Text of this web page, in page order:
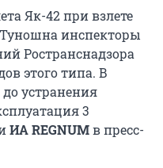
Як-42 при взлете
Туношна инспекторы
Ространснадзора
этого типа. В
до устранения
3
ИА REGNUMв пресс-